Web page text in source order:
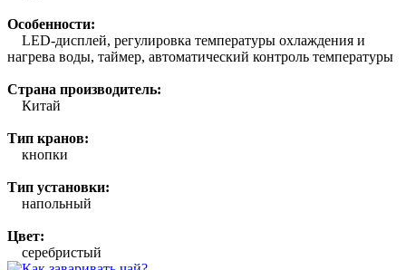
Особенности:
LED-дисплей, регулировка температуры охлаждения и
нагрева воды, таймер, автоматический контроль температуры
Страна производитель:
Китай
Тип кранов:
кнопки
Тип установки:
напольный
Цвет:
серебристый